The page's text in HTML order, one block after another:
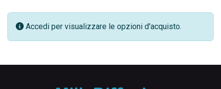
Accedi per visualizzare le opzioni d'acquisto.